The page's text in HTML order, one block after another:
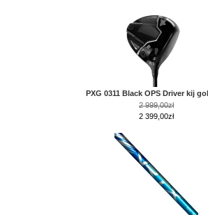
PXG 0311 Black OPS Driver kij
2 999,00zł
2 399,00zł